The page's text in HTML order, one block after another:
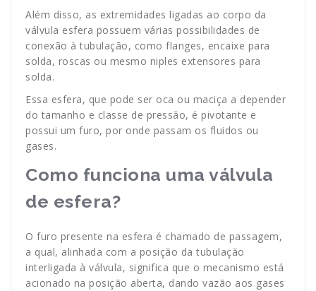
Além disso, as extremidades ligadas ao corpo da
válvula esfera possuem várias possibilidades de
conexão à tubulação, como flanges, encaixe para
solda, roscas ou mesmo niples extensores para
solda.
Essa esfera, que pode ser oca ou maciça a depender
do tamanho e classe de pressão, é pivotante e
possui um furo, por onde passam os fluidos ou
gases.
Como funciona uma válvula
de esfera?
O furo presente na esfera é chamado de passagem,
a qual, alinhada com a posição da tubulação
interligada à válvula, significa que o mecanismo está
acionado na posição aberta, dando vazão aos gases